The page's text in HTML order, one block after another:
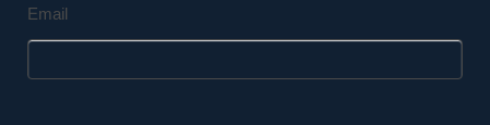
Email